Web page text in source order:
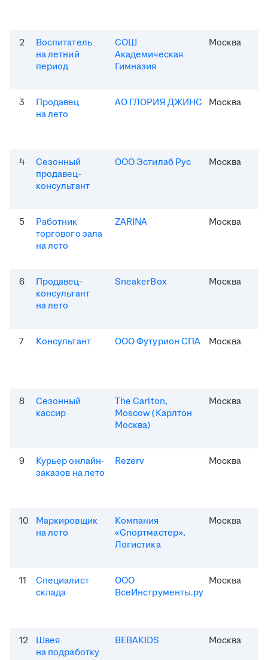
2
Воспитатель
на летний
период
СОШ
Академическая
Гимназия
Москва
3
Продавец
на лето
АО ГЛОРИЯ ДЖИНС Москва
4
Сезонный
продавец-
консультант
ООО Эстилаб Рус Москва
5
Работник
торгового зала
на лето
ZARINA Москва
6
Продавец-
консультант
на лето
SneakerBox Москва
7 Консультант ООО Футурион СПА Москва
8
Сезонный
кассир
The Carlton,
Moscow (Карлтон
Москва)
Москва
9
Курьер онлайн-
заказов на лето
Rezerv Москва
10
Маркировщик
на лето
Компания
«Спортмастер»,
Логистика
Москва
11
Специалист
склада
ООО
ВсеИнструменты.ру
Москва
12
Швея
на подработку
BEBAKIDS Москва